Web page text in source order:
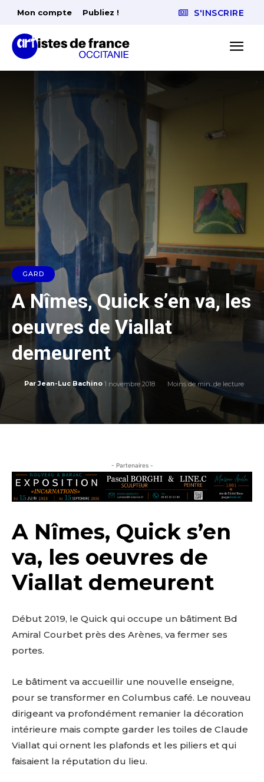
Mon compte Publiez ! S'INSCRIRE
GARD
A Nîmes, Quick s’en va, les
oeuvres de Viallat
demeurent
Par Jean-Luc Bachino 1 novembre 2018 Moins de min. de lecture
- Partenaires -
A Nîmes, Quick s’en
va, les oeuvres de
Viallat demeurent
Début 2019, le Quick qui occupe un bâtiment Bd
Amiral Courbet près des Arènes, va fermer ses
portes.
Le bâtiment va accueillir une nouvelle enseigne,
pour se transformer en Columbus café. Le nouveau
dirigeant va profondément remanier la décoration
intérieure mais compte garder les toiles de Claude
Viallat qui ornent les plafonds et les piliers et qui
faisaient la réputation du lieu.